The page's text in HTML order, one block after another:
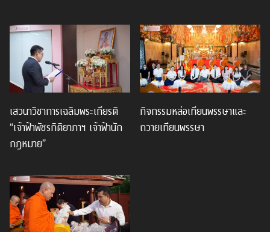
เสวนาวิชาการเฉลิมพระเกียรติ
“เจ้าฟ้าพัชรกิติยาภาฯ เจ้าฟ้านัก
กฎหมาย”
กิจกรรมหล่อเทียนพรรษาและ
ถวายเทียนพรรษา